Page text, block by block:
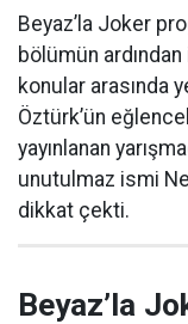
Beyaz’la Joker
bölümün
konular arasında
Öztürk’ün
yayınlanan
unutulmaz ismi
dikkat çekti.
Beyaz’la